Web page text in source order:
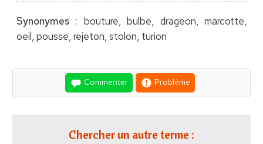
Synonymes : bouture, bulbe, drageon, marcotte,
oeil, pousse, rejeton, stolon, turion
Commenter Problème
Chercher un autre terme :